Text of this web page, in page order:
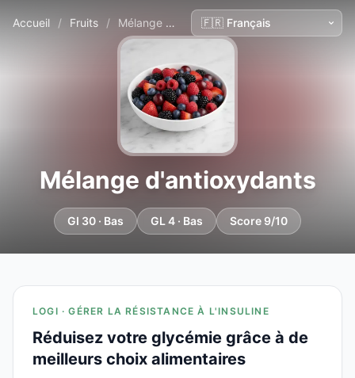
Accueil / Fruits / Mélange d'antioxydants
Mélange d'antioxydants
GI 30 · Bas GL 4 · Bas Score 9/10
LOGI · GÉRER LA RÉSISTANCE À L'INSULINE
Réduisez votre glycémie grâce à de
meilleurs choix alimentaires